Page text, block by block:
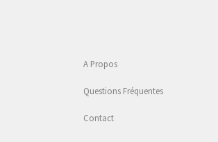
A Propos
Questions Fréquentes
Contact